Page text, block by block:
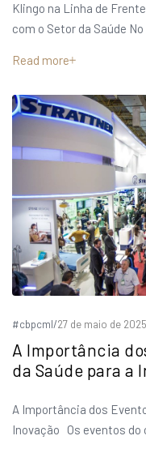
Klingo na Linha de
com o Setor da Saúde
Read more
#cbpcml/27 de maio de 2025
A Importância
da Saúde para a
A Importância dos
Inovação Os eventos do